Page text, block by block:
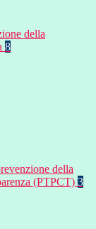
della
8
della
(PTPCT) 3